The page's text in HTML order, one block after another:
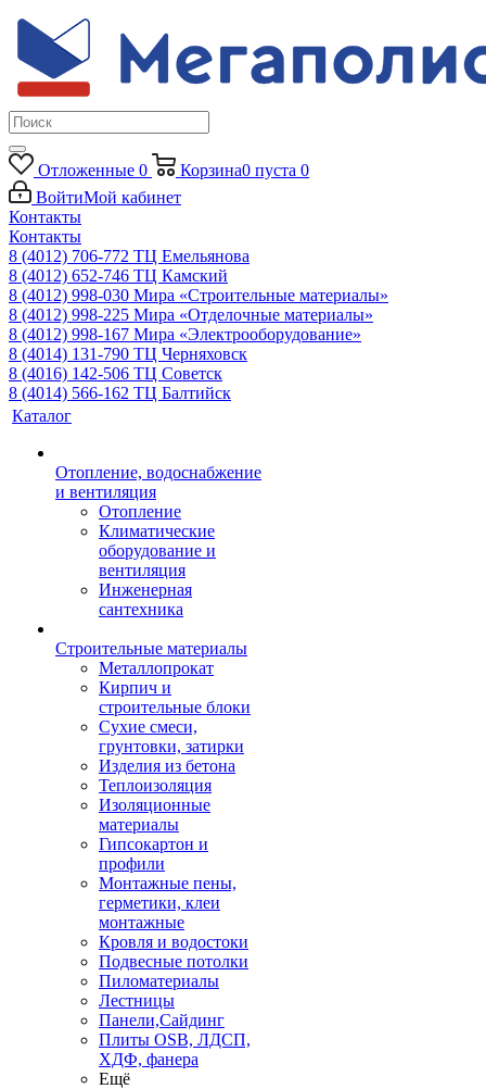
Отложенные 0 Корзина0 пуста 0
ВойтиМой кабинет
Контакты
Контакты
8 (4012) 706-772 ТЦ Емельянова
8 (4012) 652-746 ТЦ Камский
8 (4012) 998-030 Мира «Строительные материалы»
8 (4012) 998-225 Мира «Отделочные материалы»
8 (4012) 998-167 Мира «Электрооборудование»
8 (4014) 131-790 ТЦ Черняховск
8 (4016) 142-506 ТЦ Советск
8 (4014) 566-162 ТЦ Балтийск
Каталог
Отопление, водоснабжение
и вентиляция
Отопление
Климатические
оборудование и
вентиляция
Инженерная
сантехника
Строительные материалы
Металлопрокат
Кирпич и
строительные блоки
Сухие смеси,
грунтовки, затирки
Изделия из бетона
Теплоизоляция
Изоляционные
материалы
Гипсокартон и
профили
Монтажные пены,
герметики, клеи
монтажные
Кровля и водостоки
Подвесные потолки
Пиломатериалы
Лестницы
Панели,Сайдинг
Плиты OSB, ЛДСП,
ХДФ, фанера
Ещё